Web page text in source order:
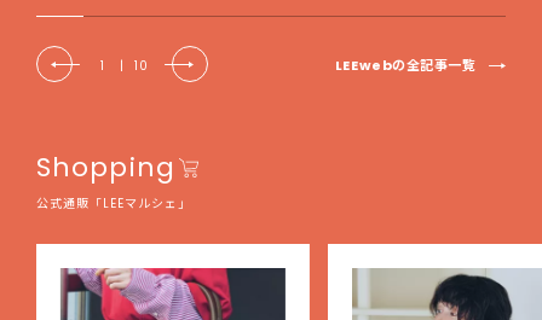
1 | 10 LEEwebの全記事一覧
Shopping
公式通販「LEEマルシェ」